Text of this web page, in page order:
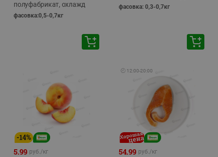
полуфабрикат, охлажд
фасовка:0,5-0,7кг
фасовка: 0,3-0,7кг
-14%
5.99 руб./кг
🕘 12:00-20:00
54.99 руб./кг